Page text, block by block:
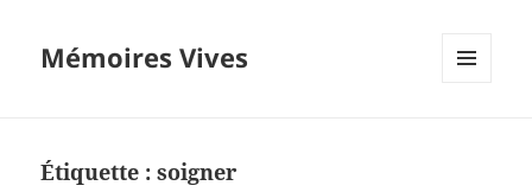
Mémoires Vives
Étiquette :soigner